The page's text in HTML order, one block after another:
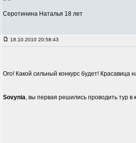
Серотинина Наталья 18 лет
18.10.2010 20:58:43
Ого! Какой сильный конкурс будет! Красавица
Sovynia, вы первая решились проводить тур в